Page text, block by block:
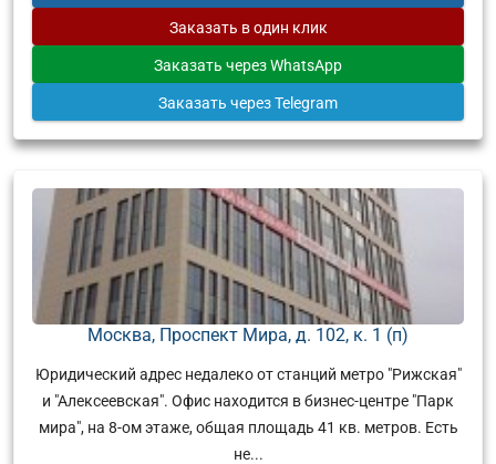
Заказать в один клик
Заказать через WhatsApp
Заказать через Telegram
Москва, Проспект Мира, д. 102, к. 1 (п)
Юридический адрес недалеко от станций метро "Рижская"
и "Алексеевская". Офис находится в бизнес-центре "Парк
мира", на 8-ом этаже, общая площадь 41 кв. метров. Есть
не...